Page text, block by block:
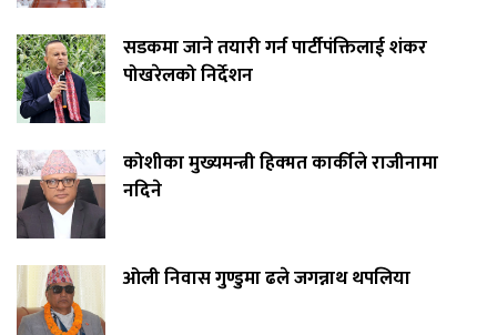
सडकमा जाने तयारी गर्न पार्टीपंक्तिलाई शंकर
पोखरेलको निर्देशन
कोशीका मुख्यमन्त्री हिक्मत कार्कीले राजीनामा
नदिने
ओली निवास गुण्डुमा ढले जगन्नाथ थपलिया